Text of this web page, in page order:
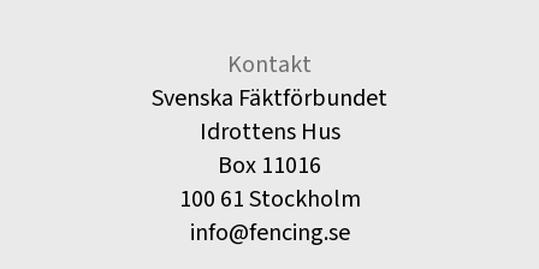
Kontakt
Svenska Fäktförbundet
Idrottens Hus
Box 11016
100 61 Stockholm
info@fencing.se